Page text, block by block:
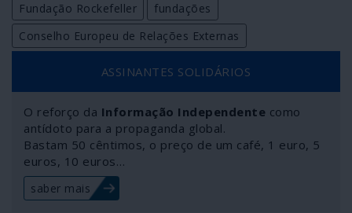
Fundação Rockefeller
fundações
Conselho Europeu de Relações Externas
ASSINANTES SOLIDÁRIOS
O reforço da Informação Independente como
antídoto para a propaganda global.
Bastam 50 cêntimos, o preço de um café, 1 euro, 5
euros, 10 euros…
saber mais